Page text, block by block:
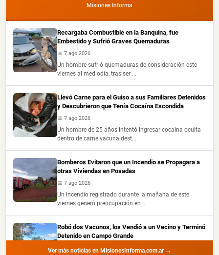
Misiones Informa
Recargaba Combustible en la Banquina, fue
Embestido y Sufrió Graves Quemaduras
📅 7 ago 2026
Un hombre sufrió quemaduras de consideración este
viernes al mediodía, tras ser ...
Llevó Carne para el Guiso a sus Familiares Detenidos
y Descubrieron que Tenía Cocaína Escondida
📅 7 ago 2026
Un hombre de 25 años intentó ingresar cocaína oculta
dentro de carne vacuna dest...
Bomberos Evitaron que un Incendio se Propagara a
otras Viviendas en Posadas
📅 7 ago 2026
Un incendio registrado durante la mañana de este
viernes generó preocupación en ...
Robó dos Vacunos, los Vendió a un Vecino y Terminó
Detenido en Campo Grande
📅 6 ago 2026
Ver más noticias en MisionesInforma.com.ar →